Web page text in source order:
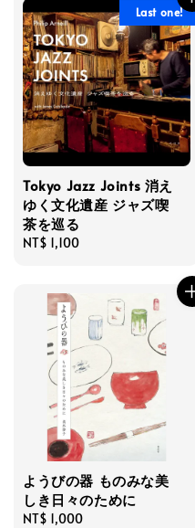
Last one!
Tokyo Jazz Joints 消え
ゆく文化遺産 ジャズ喫
茶を巡る
Regular
NT$ 1,100
ようびの器 ものみな美
しき日々のために
Regular
NT$ 1,000